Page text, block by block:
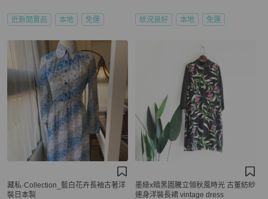
近新閒置品 本地 免運 狀況良好 本地 免運
藏私·Collection_藍白花卉長袖古著洋
裝日本製
墨綠x暗黑圖騰立領秋風時光 古董紡紗
連身洋裝長裙 vintage dress